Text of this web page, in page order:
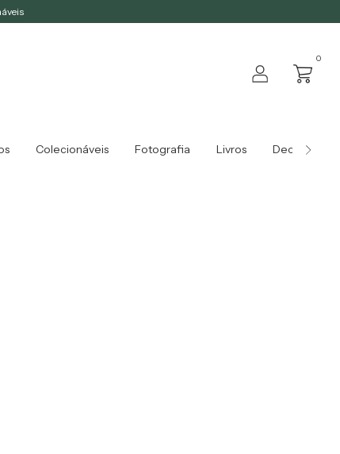
0
Colecionáveis Fotografia Livros Decoração